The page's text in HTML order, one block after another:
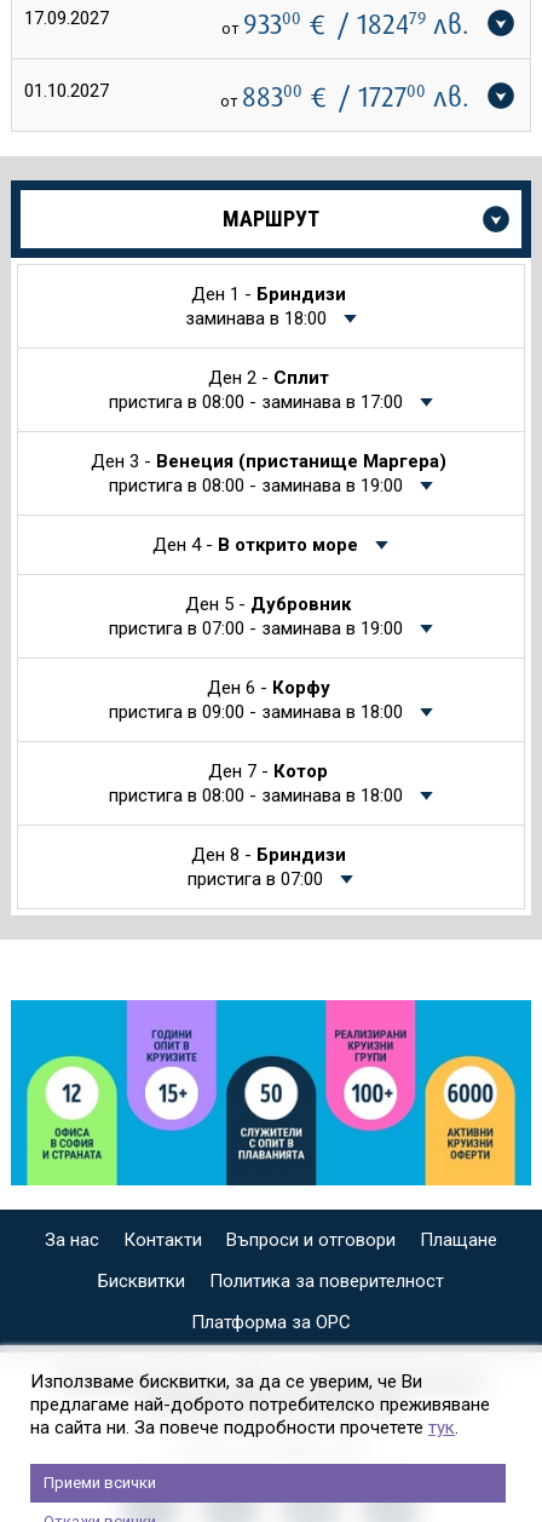
17.09.2027 от 93300 € / 182479лв.
01.10.2027 от 88300 € / 172700 лв.
Още
за
МАРШРУТ
Ден 1 - Бриндизи
заминава в 18:00
Ден 2 - Сплит
пристига в 08:00 - заминава в 17:00
Ден 3 - Венеция (пристанище Маргера)
пристига в 08:00 - заминава в 19:00
Ден 4 - В открито море
Ден 5 - Дубровник
пристига в 07:00 - заминава в 19:00
Ден 6 - Корфу
пристига в 09:00 - заминава в 18:00
Ден 7 - Котор
пристига в 08:00 - заминава в 18:00
Ден 8 - Бриндизи
пристига в 07:00
За нас Контакти Въпроси и отговори
Плащане
Бисквитки
Политика за поверителност
Платформа за ОРС
СПЕЦИАЛИЗИРАН САЙТ ЗА ИНДИВИДУАЛНИ И
ОРГАНИЗИРАНИ КРУИЗИ НА
Използваме бисквитки, за да се уверим, че Ви
предлагаме най-доброто потребителско преживяване
на сайта ни. За повече подробности прочетете тук.
Приеми всички